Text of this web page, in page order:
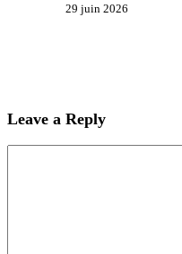
29 juin 2026
Leave a Reply